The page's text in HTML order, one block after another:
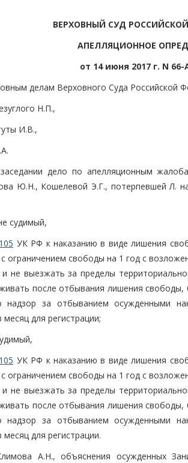
ВЕРХОВНЫЙ СУД
АПЕЛЛЯЦИОННОЕ
от 14 июня 2017 г. N
делам Верховного Суда Российской
Н.П.,
И.В.,
дело по апелляционным
Ю.Н., Кошелевой Э.Г., потерпевшей Л.
судимый,
105 УК РФ к наказанию в виде лишения
ограничением свободы на 1 год с
не выезжать за пределы
после отбывания лишения свободы,
надзор за отбыванием осужденными
для регистрации;
105 УК РФ к наказанию в виде лишения
ограничением свободы на 1 год с
не выезжать за пределы
после отбывания лишения свободы,
надзор за отбыванием осужденными
для регистрации.
А.Н., объяснения осужденных